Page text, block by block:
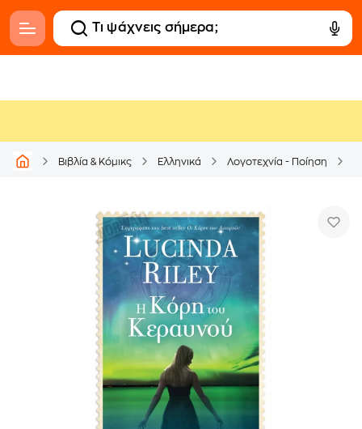
Βιβλία & Κόμικς Ελληνικά Λογοτεχνία - Ποίηση